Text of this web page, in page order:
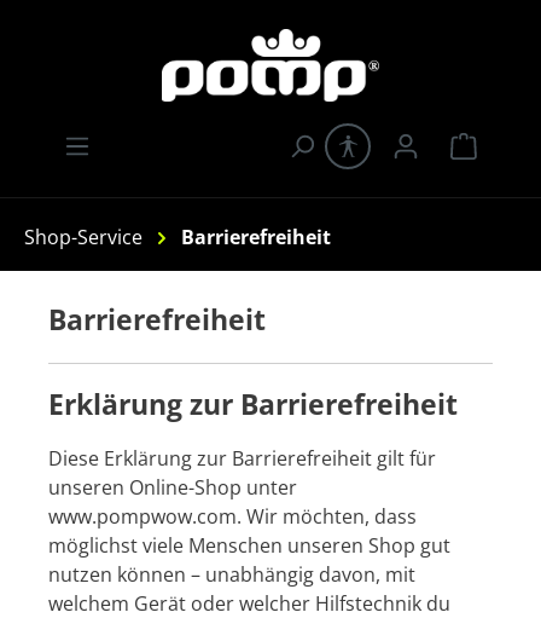
Shop-Service Barrierefreiheit
Barrierefreiheit
Erklärung zur Barrierefreiheit
Diese Erklärung zur Barrierefreiheit gilt für
unseren Online-Shop unter
www.pompwow.com. Wir möchten, dass
möglichst viele Menschen unseren Shop gut
nutzen können – unabhängig davon, mit
welchem Gerät oder welcher Hilfstechnik du